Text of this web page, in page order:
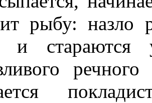
рыбу: назло
и стараются